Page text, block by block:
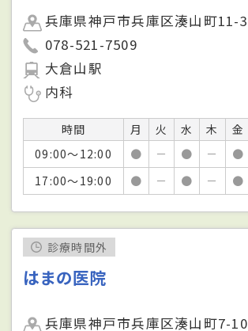
兵庫県神戸市兵庫区湊山町11-3
078-521-7509
大倉山駅
内科
時間 月 火 水 木 金
09:00～12:00
● － ● － ●
17:00～19:00
● － ● － ●
診療時間外
はまの医院
兵庫県神戸市兵庫区湊山町7-10